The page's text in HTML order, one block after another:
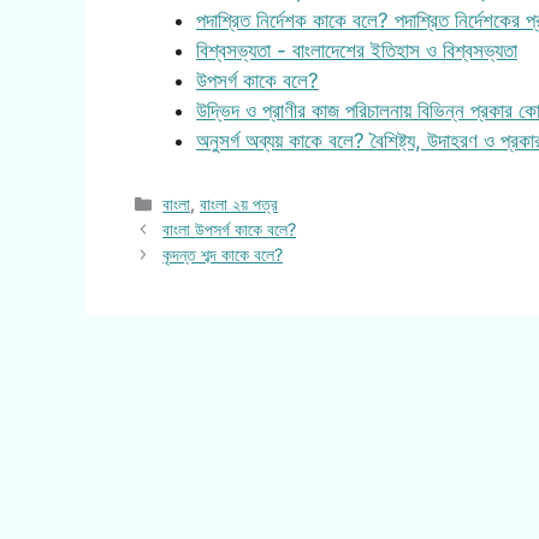
পদাশ্রিত নির্দেশক কাকে বলে? পদাশ্রিত নির্দেশকের
বিশ্বসভ্যতা - বাংলাদেশের ইতিহাস ও বিশ্বসভ্যতা
উপসর্গ কাকে বলে?
উদ্ভিদ ও প্রাণীর কাজ পরিচালনায় বিভিন্ন প্রকার
অনুসর্গ অব্যয় কাকে বলে? বৈশিষ্ট্য, উদাহরণ ও
Categories
বাংলা,বাংলা ২য় পত্র
বাংলা উপসর্গ কাকে বলে?
কৃদন্ত শব্দ কাকে বলে?